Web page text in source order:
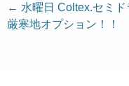
投
稿
← 水曜日 Coltex.セミド
厳寒地オプション！！